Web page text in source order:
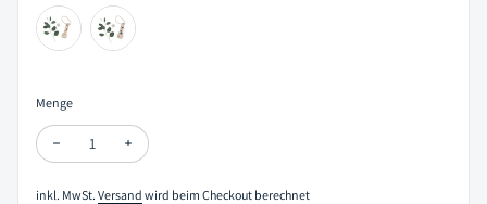
Menge
Menge verringern für Taschenlampe "Gry - Sea Creature/Sandy" I
Menge erhöhen für Taschenlampe "Gry - Sea
inkl. MwSt. Versand wird beim Checkout berechnet